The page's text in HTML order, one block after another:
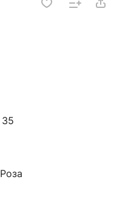
35
Роза